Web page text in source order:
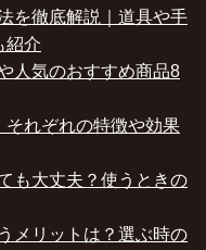
を徹底解説｜道具や手
紹介
人気のおすすめ商品8
それぞれの特徴や効果
も大丈夫？使うときの
メリットは？選ぶ時の